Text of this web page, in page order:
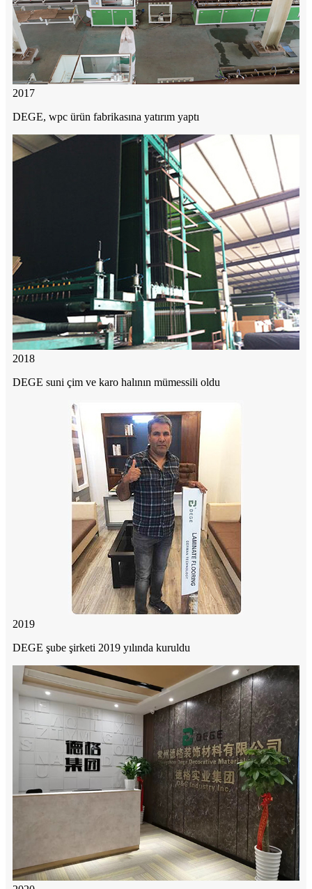
2017
DEGE, wpc ürün fabrikasına yatırım yaptı
2018
DEGE suni çim ve karo halının mümessili oldu
2019
DEGE şube şirketi 2019 yılında kuruldu